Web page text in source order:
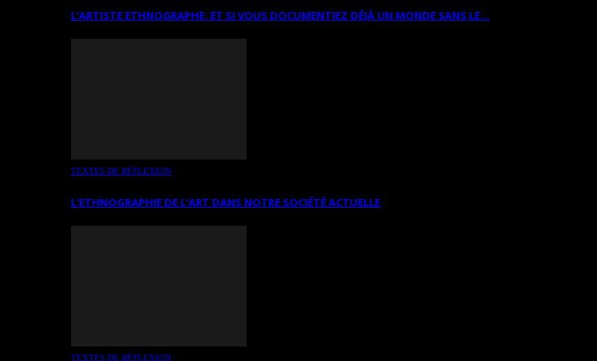
L’ARTISTE ETHNOGRAPHE: ET SI VOUS DOCUMENTIEZ DÉJÀ UN MONDE SANS LE…
TEXTES DE RÉFLEXION
L’ETHNOGRAPHIE DE L’ART DANS NOTRE SOCIÉTÉ ACTUELLE
TEXTES DE RÉFLEXION